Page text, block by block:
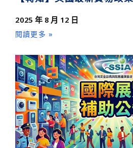
2025 年 8 月 12 日
閱讀更多 »